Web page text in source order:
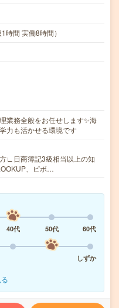
時間 実働8時間）
業務全般をお任せします✨海
力も活かせる環境です
∟日商簿記3級相当以上の知
、ピボ…
40代 50代
60代
しずか